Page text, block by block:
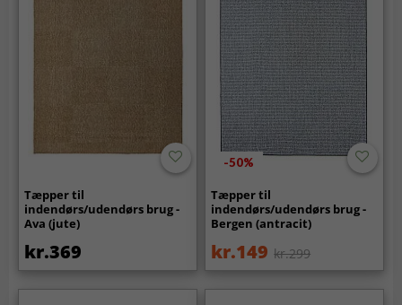
Tæpper til
indendørs/udendørs brug -
Ava (jute)
kr.369
-50%
Tæpper til
indendørs/udendørs brug -
Bergen (antracit)
kr.149 kr.299